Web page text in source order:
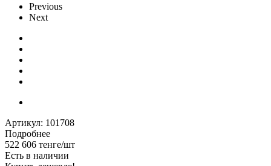
Previous
Next
Артикул: 101708
Подробнее
522 606 тенге/шт
Есть в наличии